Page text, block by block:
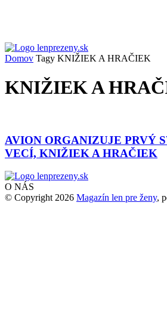
Domov Tagy KNIŽIEK A HRAČIEK
KNIŽIEK A
AVION ORGANIZUJE PRVÝ
VECÍ, KNIŽIEK A HRAČIEK
O NÁS
© Copyright 2026 Magazín len pre ženy,